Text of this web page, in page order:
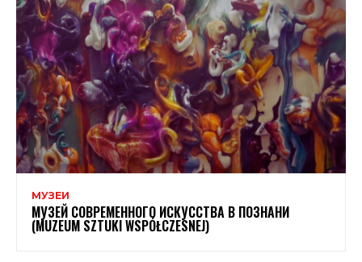
МУЗЕИ
МУЗЕЙ СОВРЕМЕННОГО ИСКУССТВА В ПОЗНАНИ
(MUZEUM SZTUKI WSPÓŁCZESNEJ)